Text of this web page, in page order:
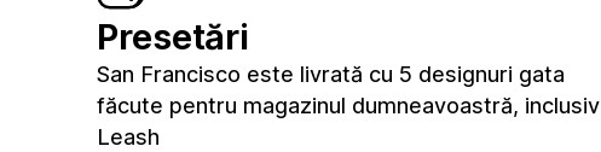
Presetări
San Francisco este livrată cu 5 designuri gata
făcute pentru magazinul dumneavoastră, inclusiv
Leash